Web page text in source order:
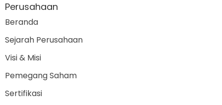
Perusahaan
Beranda
Sejarah Perusahaan
Visi & Misi
Pemegang Saham
Sertifikasi